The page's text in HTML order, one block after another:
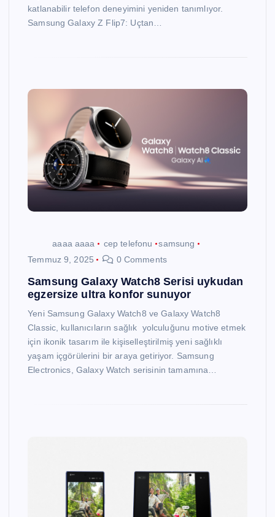
katlanabilir telefon deneyimini yeniden tanımlıyor.
Samsung Galaxy Z Flip7: Uçtan…
aaaa aaaa cep telefonu
samsung
Temmuz 9, 2025
0 Comments
Samsung Galaxy Watch8 Serisi uykudan
egzersize ultra konfor sunuyor
Yeni Samsung Galaxy Watch8 ve Galaxy Watch8
Classic, kullanıcıların sağlık yolculuğunu motive etmek
için ikonik tasarım ile kişiselleştirilmiş yeni sağlıklı
yaşam içgörülerini bir araya getiriyor. Samsung
Electronics, Galaxy Watch serisinin tamamına…